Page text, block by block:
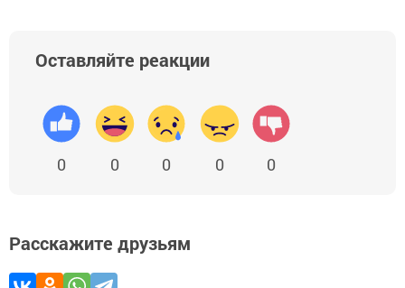
Оставляйте реакции
0 0 0 0 0
Расскажите друзьям